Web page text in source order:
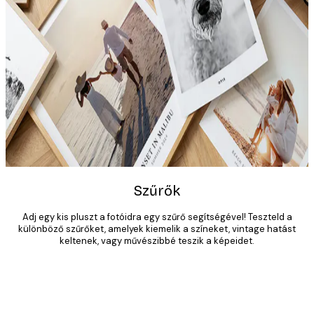
SZEMÉLYRE SZABOTT
FOTÓPOSZTEREK
Szűrők
Adj egy kis pluszt a fotóidra egy szűrő segítségével! Teszteld a
különböző szűrőket, amelyek kiemelik a színeket, vintage hatást
keltenek, vagy művészibbé teszik a képeidet.